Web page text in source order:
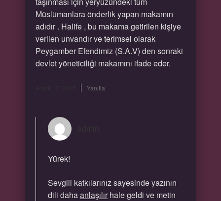
Müslümanlara önderlik yapan makamın
adıdır . Halife , bu makama getirilen kişiye
verilen unvandır ve terimsel olarak
Peygamber Efendimiz (S.A.V) den sonraki
devlet yöneticiliği makamını ifade eder.
Yanıtla
Yürek!
Sevgili katkılarınız sayesinde yazının
dili dahaanlaşılırhale geldi ve metin